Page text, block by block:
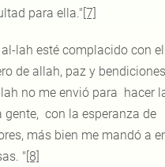
para ella."[7]
lah esté complacido con
de allah, paz y
no me envió para hacer
gente, con la esperanza de
más bien me mandó a
"[8]